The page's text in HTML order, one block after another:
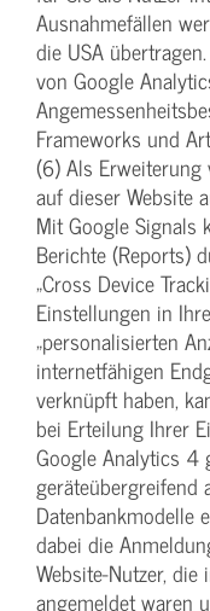
Ausnahmefällen
die USA
von Google
Frameworks und
(6) Als
auf dieser Website
Mit Google Signals
Berichte (Reports)
„Cross Device
Einstellungen in
„personalisierten
internetfähigen
verknüpft haben,
bei Erteilung Ihrer
Google Analytics 4
geräteübergreifend
Datenbankmodelle
dabei die
Website-Nutzer,
angemeldet waren